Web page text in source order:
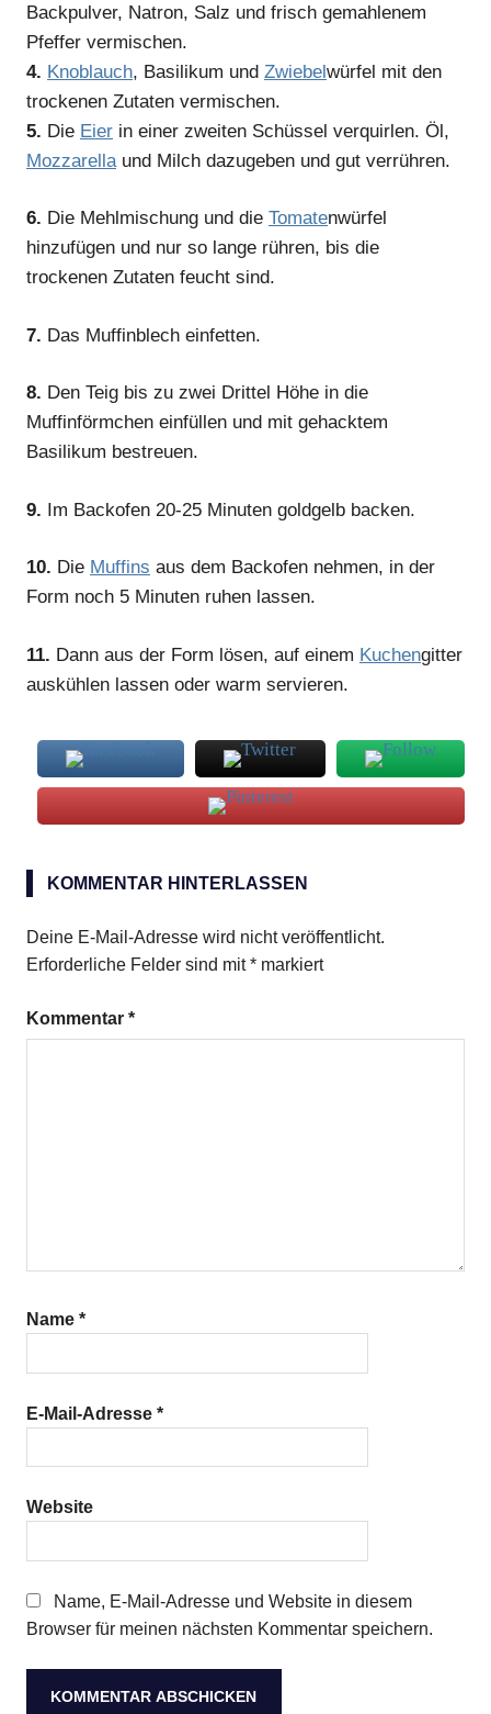
Backpulver, Natron, Salz und frisch gemahlenem
Pfeffer vermischen.
4. Knoblauch, Basilikum und Zwiebelwürfel mit den
trockenen Zutaten vermischen.
5. Die Eier in einer zweiten Schüssel verquirlen. Öl,
Mozzarella und Milch dazugeben und gut verrühren.
6. Die Mehlmischung und die Tomatenwürfel
hinzufügen und nur so lange rühren, bis die
trockenen Zutaten feucht sind.
7. Das Muffinblech einfetten.
8. Den Teig bis zu zwei Drittel Höhe in die
Muffinförmchen einfüllen und mit gehacktem
Basilikum bestreuen.
9. Im Backofen 20-25 Minuten goldgelb backen.
10. Die Muffins aus dem Backofen nehmen, in der
Form noch 5 Minuten ruhen lassen.
11. Dann aus der Form lösen, auf einem Kuchengitter
auskühlen lassen oder warm servieren.
und
Paprika
Lauch
KOMMENTAR HINTERLASSEN
Deine E-Mail-Adresse wird nicht veröffentlicht.
Erforderliche Felder sind mit* markiert
Kommentar *
Name *
E-Mail-Adresse *
Website
Name, E-Mail-Adresse und Website in diesem
Browser für meinen nächsten Kommentar speichern.